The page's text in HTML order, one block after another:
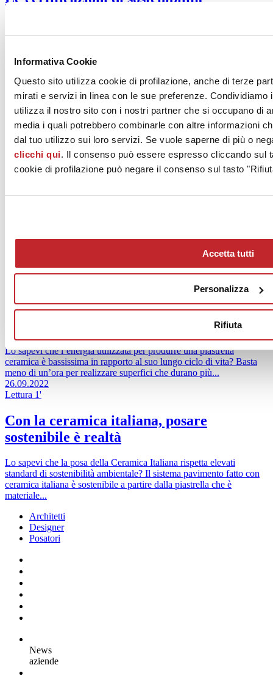
Informativa Cookie
Questo sito utilizza cookie di profilazione, anche di terze
mirati e servizi in linea con le sue preferenze.
utilizza il nostro sito con i nostri partner che si occupano di
media i quali potrebbero combinarle con altre informazioni
dal tuo utilizzo sui loro servizi. Se vuole saperne di più o
clicchi qui. Il consenso può essere espresso cliccando sul
cookie di profilazione può negare il consenso sul tasto
Accetta tutti
Personalizza
Rifiuta
edifici? La ceramica è un materiale ideale per l’uso residenziale ed
13.10.2022
Lettura 1'
Sostenibilità trasparente con l’EPD
Vuoi la certezza di utilizzare un materiale sostenibile per i tuoi
progetti? La Ceramica Italiana è dotata dell’EPD settoriale, la
Dichiarazione Ambientale di Prodotto che attesta in modo
Lo sapevi che la produzione della Ceramica Italiana è focalizzata
sulla riduzione di consumi e sprechi di risorse naturali? Il 99,5%
degli scarti di lavorazione, sia crudi che cotti, è...
La cottura della ceramica italiana
Lo sapevi che l’energia utilizzata per produrre una piastrella
ceramica è bassissima in rapporto al suo lungo ciclo di vita? Basta
meno di un’ora per realizzare superfici che durano più...
26.09.2022
Lettura 1'
Con la ceramica italiana, posare
sostenibile è realtà
Lo sapevi che la posa della Ceramica Italiana rispetta elevati
standard di sostenibilità ambientale? Il sistema pavimento fatto con
ceramica italiana è sostenibile a partire dalla piastrella che è
materiale...
Architetti
Designer
Posatori
News
aziende